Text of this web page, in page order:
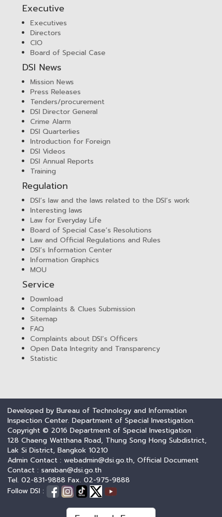
Executive
Executives
Directors
CIO
Board of Special Case
DSI News
Mission News
Press Releases
Tenders/procurement
DSI Director General
Crime Alarm
DSI Quarterlies
Introduction for Foreign
DSI Videos
DSI Annual Reports
Training
Regulation
DSI’s law and the laws related to the DSI’s work
Interesting laws
Law for Everyday Life
Board of Special Case’s Resolutions
Law and Official Regulations and Rules
DSI’s Information Center
Information Graphics
MOU
Service
Download
Complaints & Clues Submission
Sitemap
FAQ
Complaints about DSI’s Officers
Open Data Integrity and Transparency
Statistic
Developed by Bureau of Technology and Information
Inspection Center. Department of Special Investigation.
Copyright © 2016 Department of Special Investigation
128 Chaeng Watthana Road, Thung Song Hong Subdistrict,
Lak Si District, Bangkok 10210
Admin Contact : webadmin@dsi.go.th, Official Document
Contact : saraban@dsi.go.th
Tel. 02-831-9888 Fax. 02-975-9888
Follow DSI :